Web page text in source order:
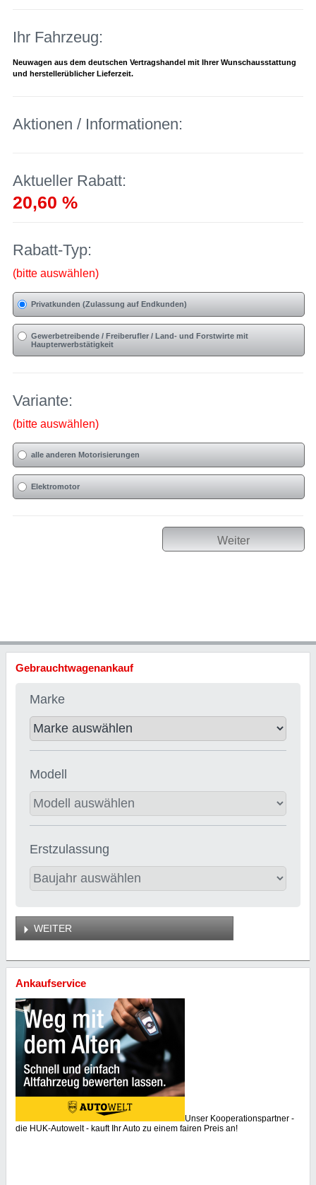
Ihr Fahrzeug:
Neuwagen aus dem deutschen Vertragshandel mit Ihrer Wunschausstattung
und herstellerüblicher Lieferzeit.
Aktionen / Informationen:
Aktueller Rabatt:
20,60 %
Rabatt-Typ:
(bitte auswählen)
Privatkunden (Zulassung auf Endkunden)
Gewerbetreibende / Freiberufler / Land- und Forstwirte mit
Haupterwerbstätigkeit
Variante:
(bitte auswählen)
alle anderen Motorisierungen
Elektromotor
Weiter
Gebrauchtwagenankauf
Marke
Modell
Erstzulassung
WEITER
Ankaufservice
Unser Kooperationspartner -
die HUK-Autowelt - kauft Ihr Auto zu einem fairen Preis an!